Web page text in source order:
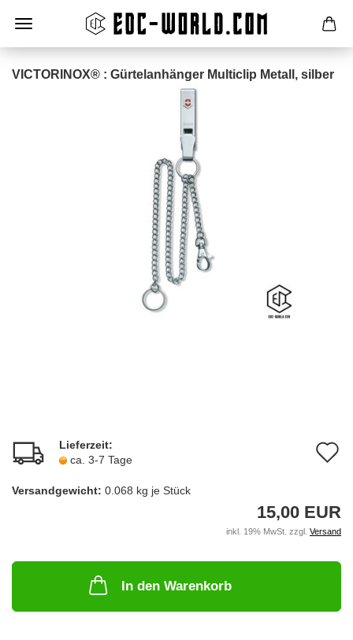
VICTORINOX® : Gürtelanhänger Multiclip Metall, silber
Lieferzeit:
ca. 3-7 Tage
Versandgewicht: 0.068 kg je Stück
15,00 EUR
inkl. 19% MwSt. zzgl. Versand
In den Warenkorb